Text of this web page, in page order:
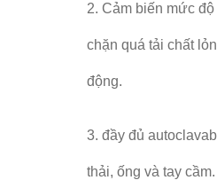
2. Cảm biến mức
chặn quá tải chất
động.
3. đầy đủ
thải, ống và tay cầm.